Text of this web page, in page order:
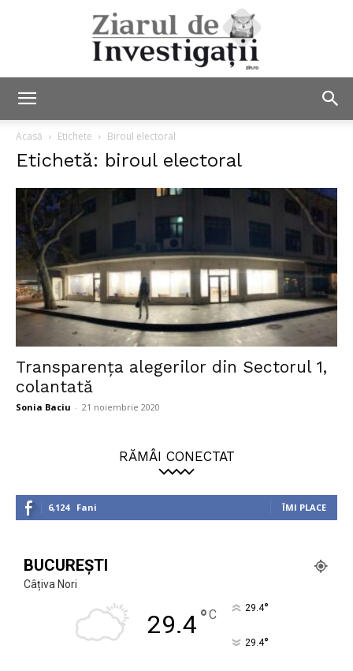
Investigații
Acasă Etichete Biroul electoral
Etichetă: biroul electoral
Transparența alegerilor din Sectorul 1,
colantată
Sonia Baciu - 21 noiembrie 2020
RĂMÂI CONECTAT
6,124 Fani ÎMI PLACE
BUCUREȘTI
Câțiva Nori
29.4°C 29.4°
29.4°